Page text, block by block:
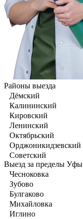
Районы выезда
Дёмский
Калининский
Кировский
Ленинский
Октябрьский
Орджоникидзевский
Советский
Выезд за пределы Уфы
Чесноковка
Зубово
Булгаково
Михайловка
Иглино